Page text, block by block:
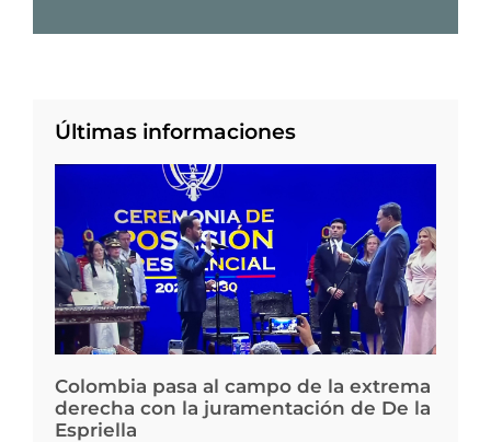
Últimas informaciones
Colombia pasa al campo de la extrema
derecha con la juramentación de De la
Espriella